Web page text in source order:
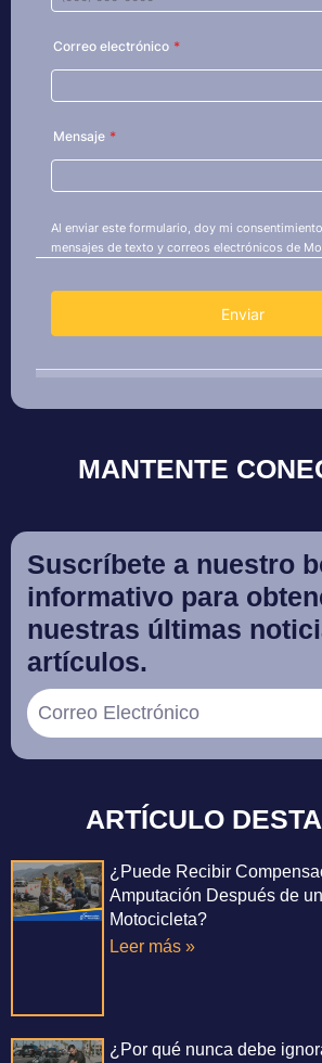
MANTENTE
Suscríbete a nuestro
informativo para
nuestras últimas
artículos.
ARTÍCULO
¿Puede Recibir
Amputación Después de
Motocicleta?
Leer más »
¿Por qué nunca debe